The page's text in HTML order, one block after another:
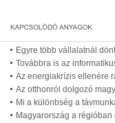
Egyre több vállalatnál
Továbbra is az
Az energiakrízis ellenére
Az otthonról dolgozó
Mi a különbség a
Magyarország a